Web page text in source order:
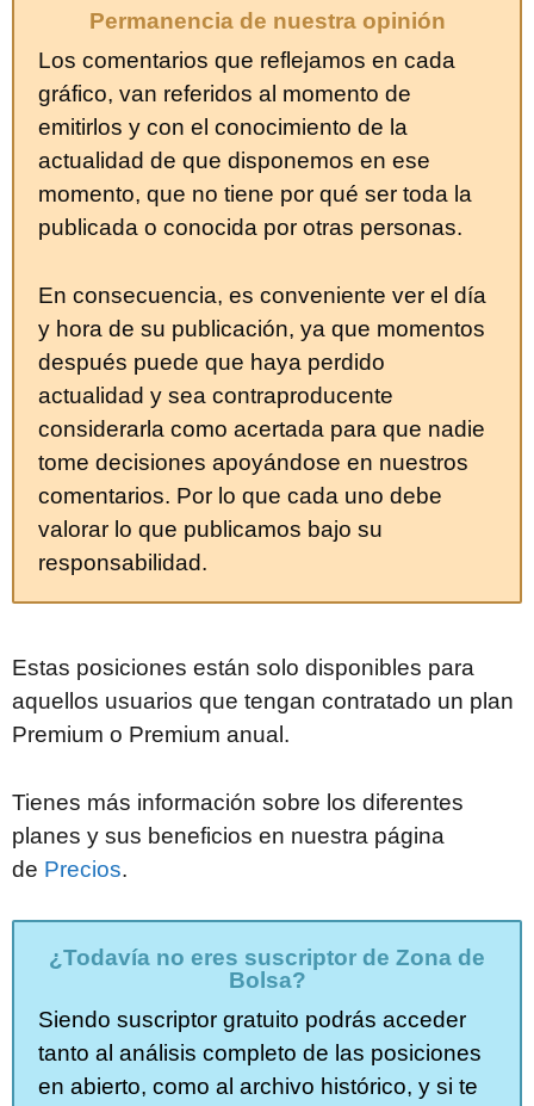
Permanencia de nuestra opinión
Los comentarios que reflejamos en cada
gráfico, van referidos al momento de
emitirlos y con el conocimiento de la
actualidad de que disponemos en ese
momento, que no tiene por qué ser toda la
publicada o conocida por otras personas.
En consecuencia, es conveniente ver el día
y hora de su publicación, ya que momentos
después puede que haya perdido
actualidad y sea contraproducente
considerarla como acertada para que nadie
tome decisiones apoyándose en nuestros
comentarios. Por lo que cada uno debe
valorar lo que publicamos bajo su
responsabilidad.
Estas posiciones están solo disponibles para
aquellos usuarios que tengan contratado un plan
Premium o Premium anual.
Tienes más información sobre los diferentes
planes y sus beneficios en nuestra página
de Precios.
¿Todavía no eres suscriptor de Zona de
Bolsa?
Siendo suscriptor gratuito podrás acceder
tanto al análisis completo de las posiciones
en abierto, como al archivo histórico, y si te